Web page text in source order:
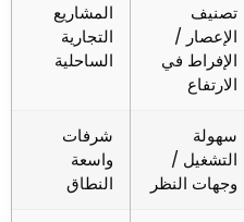
تصنيف
الإعصار /
الإفراط في
الارتفاع
المشاريع
التجارية
الساحلية
سهولة
التشغيل /
وجهات النظر
شرفات
واسعة
النطاق